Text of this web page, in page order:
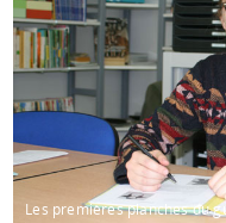
Les premières planches du